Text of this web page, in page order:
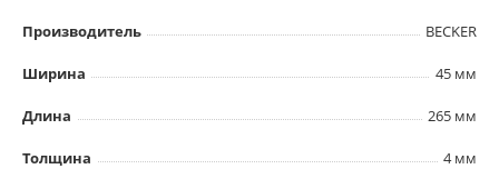
Производитель BECKER
Ширина 45 мм
Длина 265 мм
Толщина 4 мм